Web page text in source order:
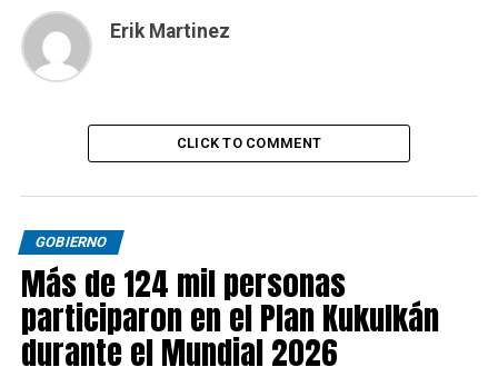
Erik Martinez
CLICK TO COMMENT
GOBIERNO
Más de 124 mil personas
participaron en el Plan Kukulkán
durante el Mundial 2026